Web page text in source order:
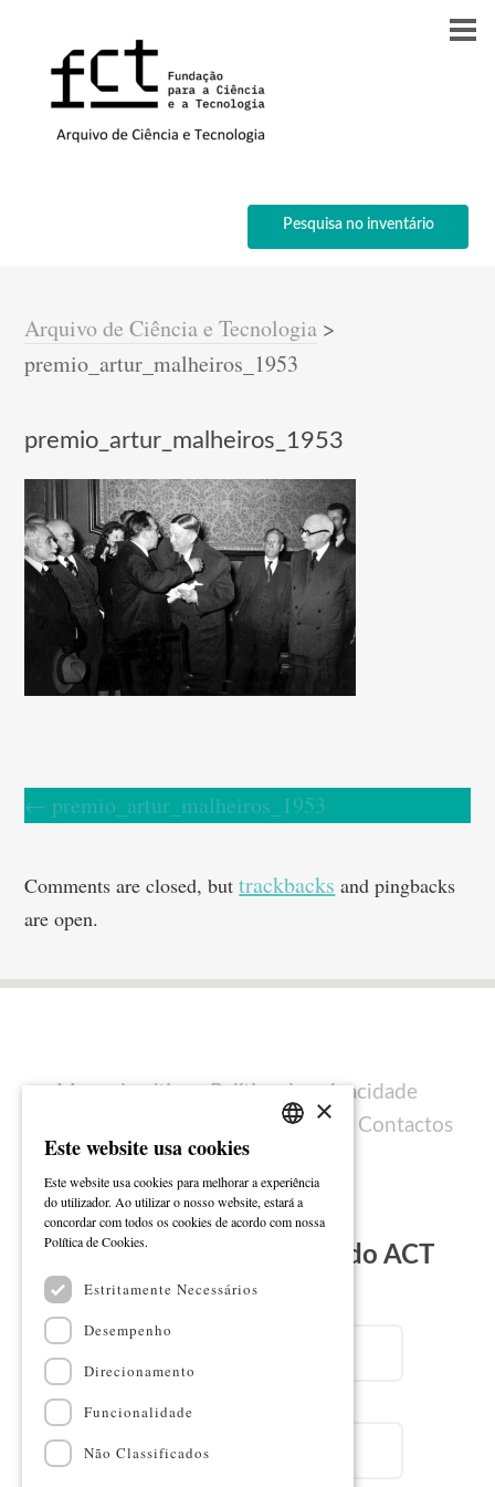
Pesquisa no inventário
Arquivo de Ciência e Tecnologia >
premio_artur_malheiros_1953
premio_artur_malheiros_1953
← premio_artur_malheiros_1953
Comments are closed, buttrackbacks and pingbacks
are open.
Mapa do sítio
Política de privacidade
Ficha técnica Contactos
Subscreva a Newsletter do ACT
ENGLISH
×
Este website usa cookies
Este website usa cookies para melhorar a experiência
do utilizador. Ao utilizar o nosso website, estará a
concordar com todos os cookies de acordo com nossa
Política de Cookies.
Estritamente Necessários
Desempenho
Direcionamento
Funcionalidade
Não Classificados